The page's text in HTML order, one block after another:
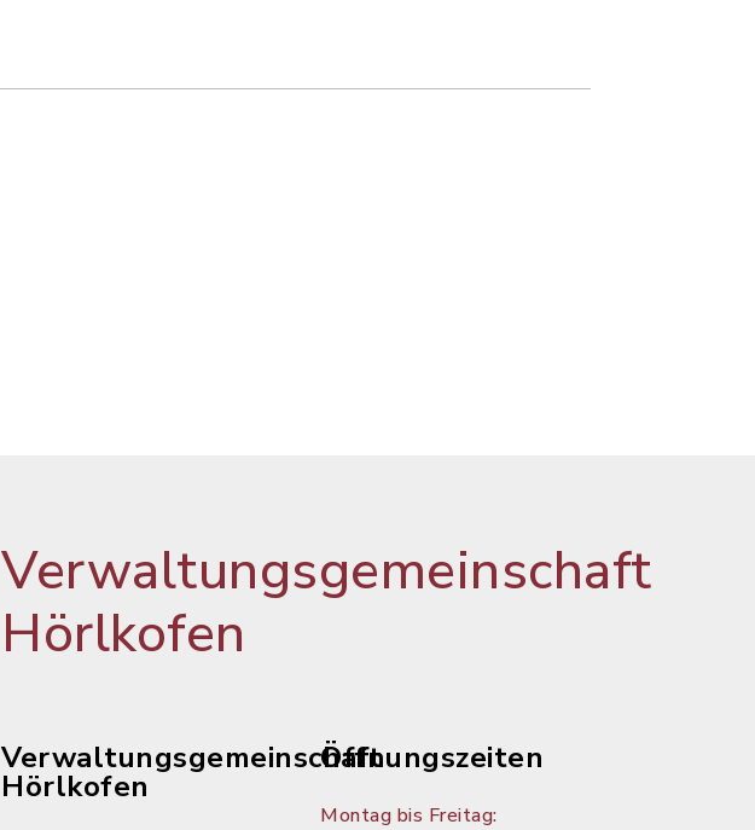
Verwaltungsgemeinschaft
Hörlkofen
Verwaltungsgemeinschaft
Hörlkofen
Öffnungszeiten
Montag bis Freitag: